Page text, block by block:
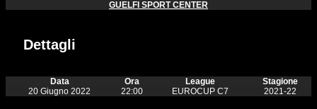
GUELFI SPORT CENTER
Dettagli
Data Ora League
Stagione
20 Giugno 2022
22:00 EUROCUP C7 2021-22